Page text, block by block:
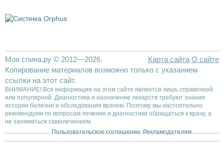
Карта сайта О сайте
Моя спина.ру © 2012—2026.
Копирование материалов возможно только с указанием
ссылки на этот сайт.
ВНИМАНИЕ! Вся информация на этом сайте является лишь справочной
или популярной. Диагностика и назначение лекарств требуют знания
истории болезни и обследования врачом. Поэтому мы настоятельно
рекомендуем по вопросам лечения и диагностики обращаться к врачу, а
не заниматься самолечением.
Пользовательское соглашение Рекламодателям